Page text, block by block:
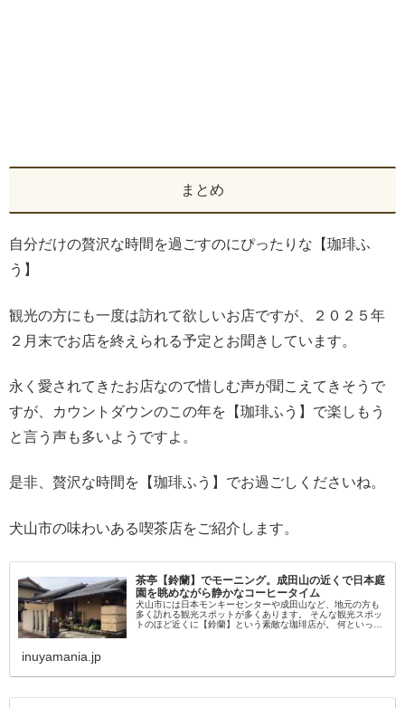
まとめ
自分だけの贅沢な時間を過ごすのにぴったりな【珈琲ふ
う】
観光の方にも一度は訪れて欲しいお店ですが、２０２５年
２月末でお店を終えられる予定とお聞きしています。
永く愛されてきたお店なので惜しむ声が聞こえてきそうで
すが、カウントダウンのこの年を【珈琲ふう】で楽しもう
と言う声も多いようですよ。
是非、贅沢な時間を【珈琲ふう】でお過ごしくださいね。
犬山市の味わいある喫茶店をご紹介します。
茶亭【鈴蘭】でモーニング。成田山の近くで日本庭
園を眺めながら静かなコーヒータイム
犬山市には日本モンキーセンターや成田山など、地元の方も
多く訪れる観光スポットが多くあります。 そんな観光スポッ
トのほど近くに【鈴蘭】という素敵な珈琲店が。 何といって
inuyamania.jp